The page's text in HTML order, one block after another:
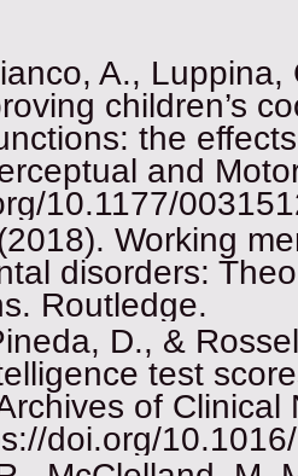
A., Luppina,
children’s
the
and
10.1177/
Working
disorders:
Routledge.
D., &
test
of
doi.org/